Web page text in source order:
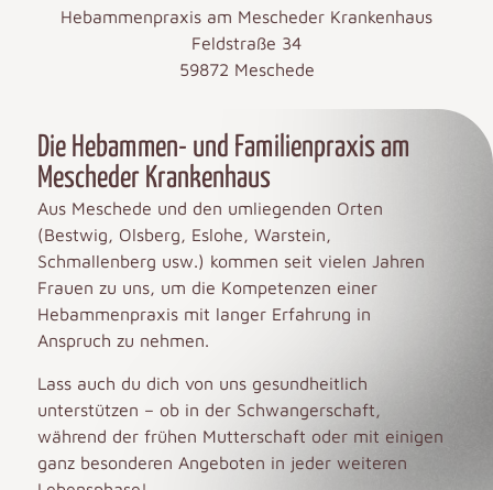
Hebammenpraxis am Mescheder Krankenhaus
Feldstraße 34
59872 Meschede
Die Hebammen- und Familienpraxis am
Mescheder Krankenhaus
Aus Meschede und den umliegenden Orten
(Bestwig, Olsberg, Eslohe, Warstein,
Schmallenberg usw.) kommen seit vielen Jahren
Frauen zu uns, um die Kompetenzen einer
Hebammenpraxis mit langer Erfahrung in
Anspruch zu nehmen.
Lass auch du dich von uns gesundheitlich
unterstützen – ob in der Schwangerschaft,
während der frühen Mutterschaft oder mit einigen
ganz besonderen Angeboten in jeder weiteren